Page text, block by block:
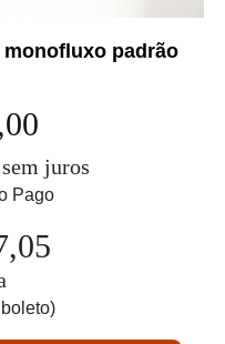
padrão
juros
Pago